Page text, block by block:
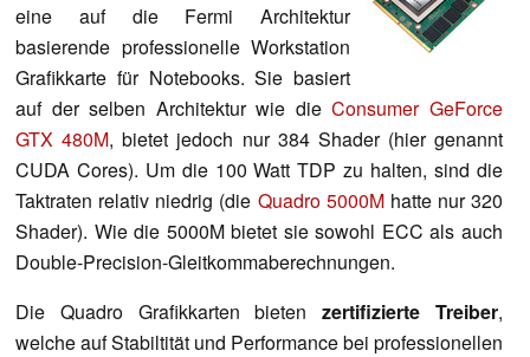
eine auf die Fermi Architektur
basierende professionelle Workstation
Grafikkarte für Notebooks. Sie basiert
auf der selben Architektur wie dieConsumer GeForce
GTX 480M, bietet jedoch nur 384 Shader (hier genannt
CUDA Cores). Um die 100 Watt TDP zu halten, sind die
Taktraten relativ niedrig (die Quadro 5000Mhatte nur 320
Shader). Wie die 5000M bietet sie sowohl ECC als auch
Double-Precision-Gleitkommaberechnungen.
Die Quadro Grafikkarten bietenzertifizierte Treiber,
welche auf Stabiltität und Performance bei professionellen